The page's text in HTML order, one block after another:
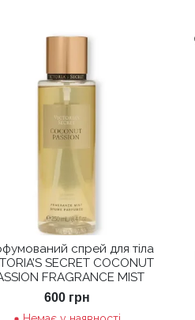
спрей для тіла
SECRET COCONUT
FRAGRANCE MIST
600 грн